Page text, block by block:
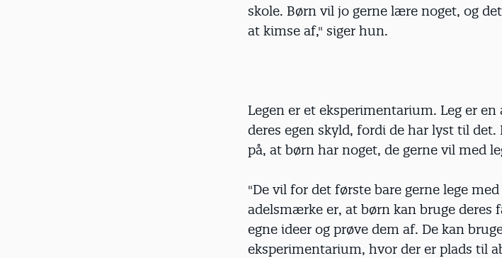
skole. Børn vil jo gerne lære noget, og
at kimse af," siger hun.
Legen er et eksperimentarium. Leg er
deres egen skyld, fordi de har lyst til
på, at børn har noget, de gerne vil med
"De vil for det første bare gerne lege
adelsmærke er, at børn kan bruge deres
egne ideer og prøve dem af. De kan
eksperimentarium, hvor der er plads til